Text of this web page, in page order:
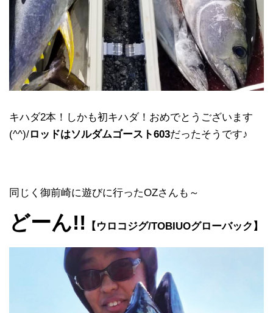
キハダ2本！しかも初キハダ！おめでとうございます
(^^)/ロッドはソルダムゴースト603だったそうです♪
同じく御前崎に遊びに行ったOZさんも～
どーん!! 【ウロコジグ/TOBIUOグローバック】